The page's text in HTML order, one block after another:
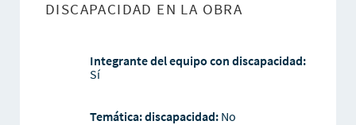
DISCAPACIDAD EN LA OBRA
Integrante del equipo con discapacidad:
Sí
Temática: discapacidad: No